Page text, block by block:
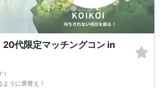
20代限定マッチングコン in
うに席替え！